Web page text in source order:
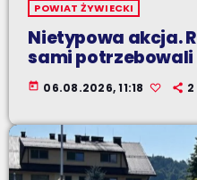
POWIAT ŻYWIECKI
Nietypowa akcja.
sami
today 06.08.2026, 11:18 2